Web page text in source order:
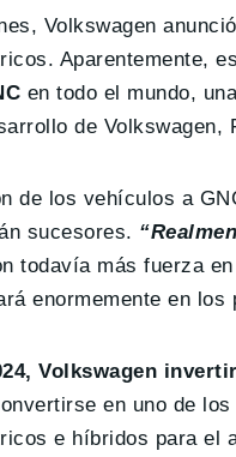
Volkswagen
Aparentemente,
en todo el mundo,
de Volkswagen,
de los vehículos a
sucesores.
todavía más fuerza
enormemente en los
Volkswagen
en uno de
e híbridos para el